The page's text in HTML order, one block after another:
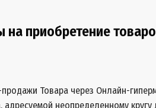
приобретение
Товара через Онлайн-
неопределенному кругу